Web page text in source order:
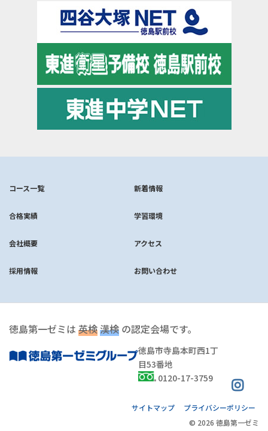
コース一覧 新着情報
合格実績 学習環境
会社概要 アクセス
採用情報 お問い合わせ
徳島第一ゼミは 英検漢検 の認定会場です。
徳島市寺島本町西1丁
目53番地
0120-17-3759
サイトマップ
プライバシーポリシー
© 2026 徳島第一ゼミ